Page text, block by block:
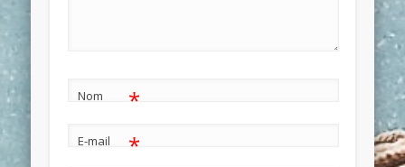
Nom *
E-mail *